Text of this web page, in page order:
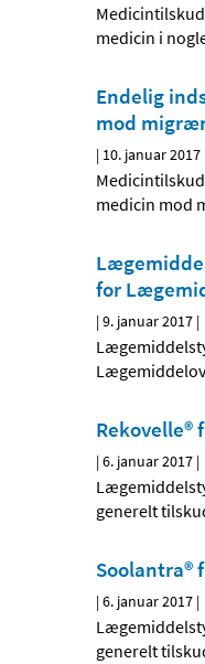
medicin i
Endelig
mod
| 10. januar 2017
medicin mod
for
|9. januar 2017 |
Rekovelle®
|6. januar 2017 |
generelt
Soolantra®
|6. januar 2017 |
generelt